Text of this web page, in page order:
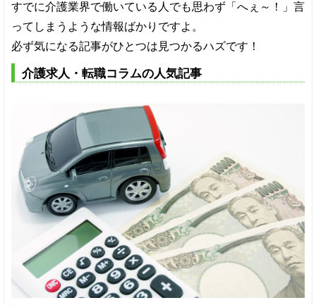
すでに介護業界で働いている人でも思わず「へぇ～！」言
ってしまうような情報ばかりですよ。
必ず気になる記事がひとつは見つかるハズです！
介護求人・転職コラムの人気記事